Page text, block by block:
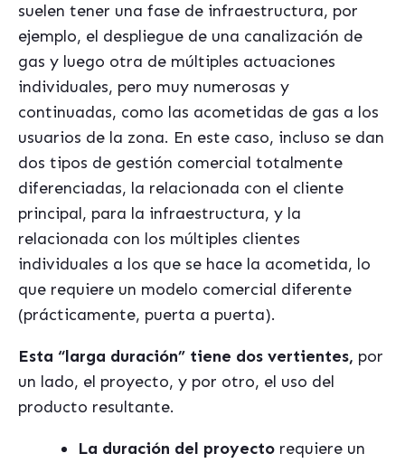
suelen tener una fase de infraestructura, por
ejemplo, el despliegue de una canalización de
gas y luego otra de múltiples actuaciones
individuales, pero muy numerosas y
continuadas, como las acometidas de gas a los
usuarios de la zona. En este caso, incluso se dan
dos tipos de gestión comercial totalmente
diferenciadas, la relacionada con el cliente
principal, para la infraestructura, y la
relacionada con los múltiples clientes
individuales a los que se hace la acometida, lo
que requiere un modelo comercial diferente
(prácticamente, puerta a puerta).
Esta “larga duración” tiene dos vertientes, por
un lado, el proyecto, y por otro, el uso del
producto resultante.
La duración del proyecto requiere un